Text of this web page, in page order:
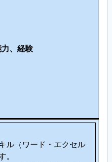
、経験
ル（ワード・エクセル
。